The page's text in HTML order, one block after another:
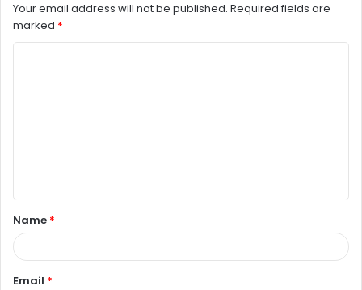
Your email address will not be published. Required fields are
marked *
t
*
Name *
Email *